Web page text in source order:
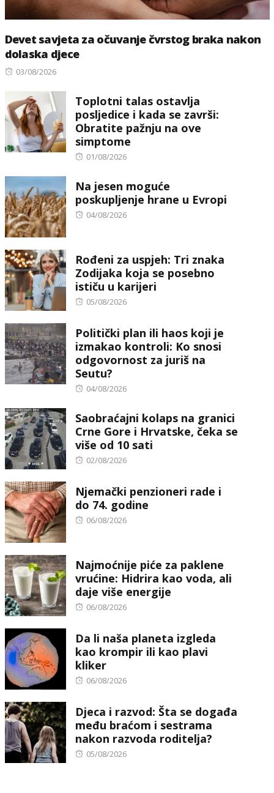
Devet savjeta za očuvanje čvrstog braka nakon
dolaska djece
Posted
03/08/2026
Toplotni talas ostavlja
posljedice i kada se završi:
Obratite pažnju na ove
simptome
Posted
01/08/2026
Na jesen moguće
poskupljenje hrane u Evropi
Posted
04/08/2026
Rođeni za uspjeh: Tri znaka
Zodijaka koja se posebno
ističu u karijeri
Posted
05/08/2026
Politički plan ili haos koji je
izmakao kontroli: Ko snosi
odgovornost za juriš na
Seutu?
Posted
04/08/2026
Saobraćajni kolaps na granici
Crne Gore i Hrvatske, čeka se
više od 10 sati
Posted
02/08/2026
Njemački penzioneri rade i
do 74. godine
Posted
06/08/2026
Najmoćnije piće za paklene
vrućine: Hidrira kao voda, ali
daje više energije
Posted
06/08/2026
Da li naša planeta izgleda
kao krompir ili kao plavi
kliker
Posted
06/08/2026
Djeca i razvod: Šta se događa
među braćom i sestrama
nakon razvoda roditelja?
Posted
05/08/2026